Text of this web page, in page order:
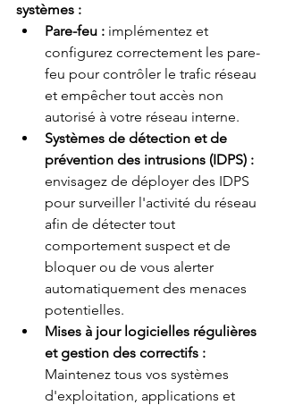
systèmes :
Pare-feu : implémentez et
configurez correctement les pare-
feu pour contrôler le trafic réseau
et empêcher tout accès non
autorisé à votre réseau interne.
Systèmes de détection et de
prévention des intrusions (IDPS) :
envisagez de déployer des IDPS
pour surveiller l'activité du réseau
afin de détecter tout
comportement suspect et de
bloquer ou de vous alerter
automatiquement des menaces
potentielles.
Mises à jour logicielles régulières
et gestion des correctifs :
Maintenez tous vos systèmes
d'exploitation, applications et